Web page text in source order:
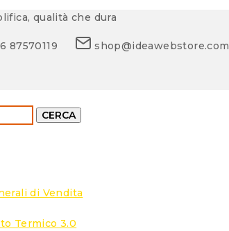
qualità che dura
87570119 shop@ideawebstore.com
CERCA
di Vendita
Termico 3.0